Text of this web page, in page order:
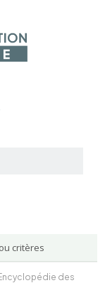
critères
des